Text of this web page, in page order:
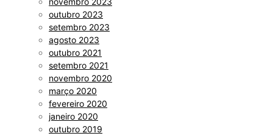
outubro 2023
setembro 2023
agosto 2023
outubro 2021
setembro 2021
novembro 2020
março 2020
fevereiro 2020
janeiro 2020
outubro 2019